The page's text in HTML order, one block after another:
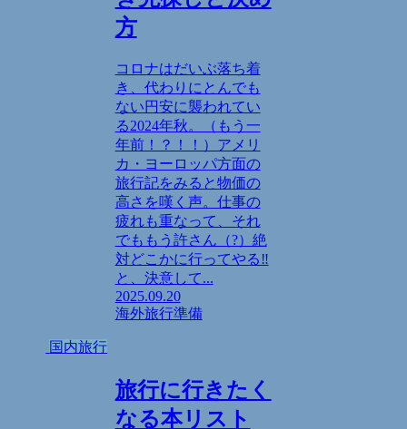
方
コロナはだいぶ落ち着
き、代わりにとんでも
ない円安に襲われてい
る2024年秋。（もう一
年前！？！！）アメリ
カ・ヨーロッパ方面の
旅行記をみると物価の
高さを嘆く声。仕事の
疲れも重なって、それ
でももう許さん（?）絶
対どこかに行ってやる‼
と、決意して...
2025.09.20
海外旅行準備
国内旅行
旅行に行きたく
なる本リスト